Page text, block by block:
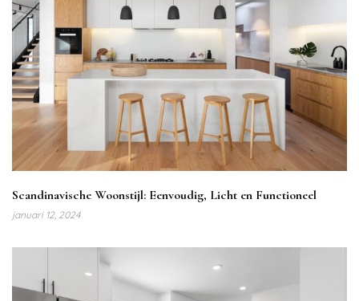
Scandinavische Woonstijl: Eenvoudig, Licht en Functioneel
januari 12, 2024